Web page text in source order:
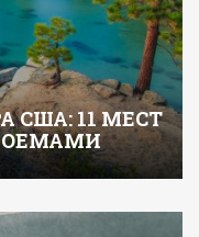
США: 11 МЕСТ